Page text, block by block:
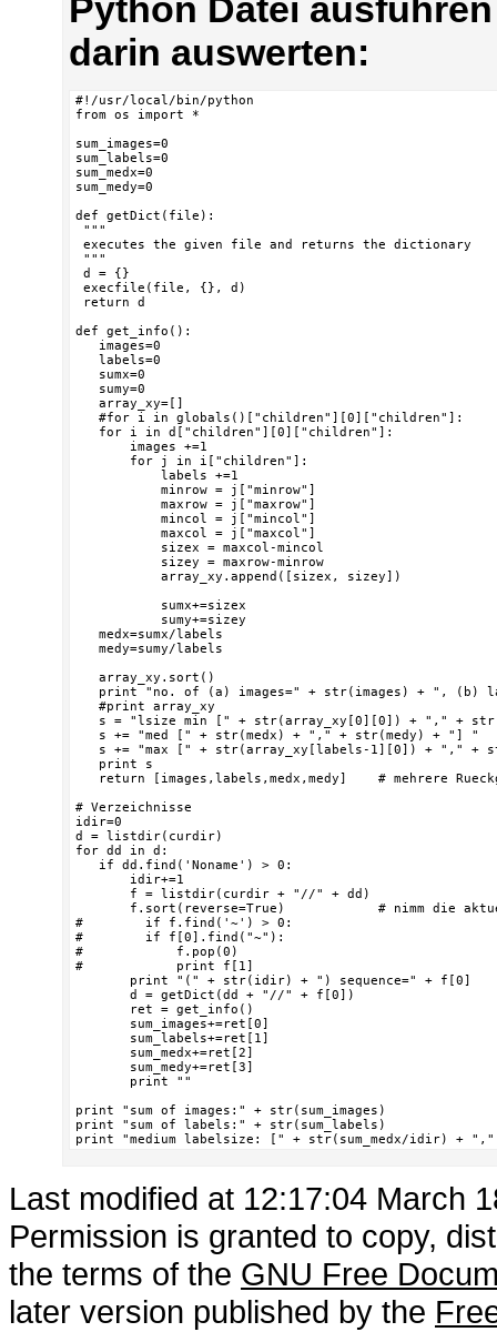
Python Datei
darin auswerten:
#!/usr/local/bin/python
from os import *
sum_images=0
sum_labels=0
sum_medx=0
sum_medy=0
def getDict(file):
"""
executes the given file and returns the dictionary
"""
d = {}
execfile(file, {}, d)
return d
def get_info():
   images=0
   labels=0
   sumx=0
   sumy=0
   array_xy=[]
   #for i in globals()["children"][0]["children"]:
   for i in d["children"][0]["children"]:
       images +=1
       for j in i["children"]:
           labels +=1
           minrow = j["minrow"]
           maxrow = j["maxrow"]
           mincol = j["mincol"]
           maxcol = j["maxcol"]
           sizex = maxcol-mincol
           sizey = maxrow-minrow
           array_xy.append([sizex, sizey])
           sumx+=sizex
           sumy+=sizey
   medx=sumx/labels
   medy=sumy/labels
   array_xy.sort()
print "no. of (a) images=" + str(images) + ", (b)
   #print array_xy
s = "lsize min [" + str(array_xy[0][0]) + "," +
   s += "med [" + str(medx) + "," + str(medy) + "] "
s += "max [" + str(array_xy[labels-1][0]) + "," +
   print s
return [images,labels,medx,medy]    # mehrere
# Verzeichnisse
idir=0
d = listdir(curdir)
for dd in d:
   if dd.find('Noname') > 0:
       idir+=1
       f = listdir(curdir + "//" + dd)
f.sort(reverse=True)            # nimm die
#        if f.find('~') > 0:
#        if f[0].find("~"):
#            f.pop(0)
#            print f[1]
       print "(" + str(idir) + ") sequence=" + f[0]
       d = getDict(dd + "//" + f[0])
       ret = get_info()
       sum_images+=ret[0]
       sum_labels+=ret[1]
       sum_medx+=ret[2]
       sum_medy+=ret[3]
       print ""
print "sum of images:" + str(sum_images)
print "sum of labels:" + str(sum_labels)
print "medium labelsize: [" + str(sum_medx/idir) +
Last modified at 12:17:04 March
Permission is granted to copy,
the terms of the GNU Free
later version published by the